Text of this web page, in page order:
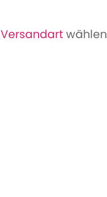
Versandartwählen